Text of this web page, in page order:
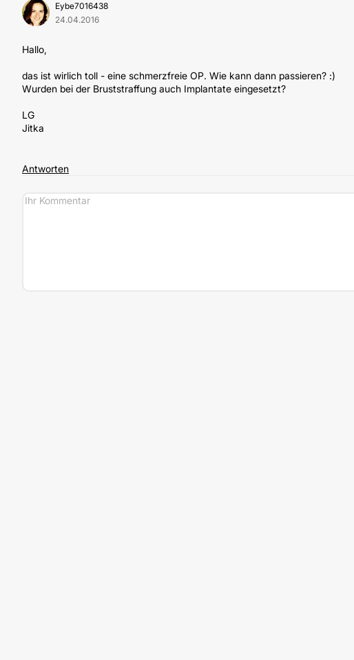
Eybe7016438
24.04.2016
Hallo,
das ist wirlich toll - eine schmerzfreie OP. Wie kann dann passieren? :)
Wurden bei der Bruststraffung auch Implantate eingesetzt?
LG
Jitka
Antworten